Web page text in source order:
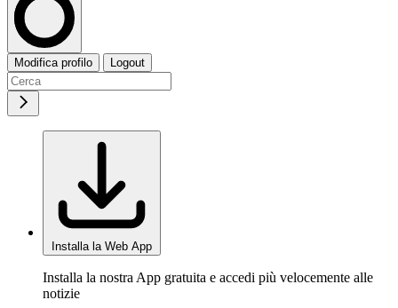
Modifica profilo Logout
Installa la Web App
Installa la nostra App gratuita e accedi più velocemente alle
notizie